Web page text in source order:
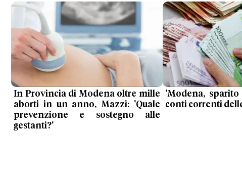
In Provincia di Modena oltre mille
aborti in un anno, Mazzi: 'Quale
prevenzione e sostegno alle
gestanti?'
'Modena,
conti correnti